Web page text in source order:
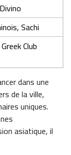
Sachi
Club
dans une
de la ville,
uniques.
asiatique, il